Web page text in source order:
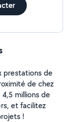
prestations de
de chez
millions de
et facilitez
!